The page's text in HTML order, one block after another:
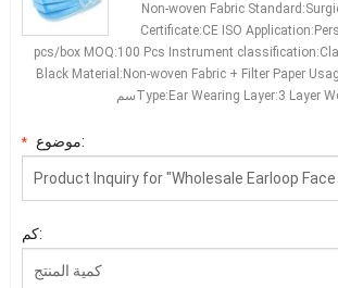
Non-woven Fabric Standard :
Certificate:CE ISO Application:
pcs/box MOQ:100 Pcs Instrument classification:
Black Material : Non-woven Fabric + Filter Paper
Type: Ear Wearing Layer:3 Layer
* موضوع:
كم: